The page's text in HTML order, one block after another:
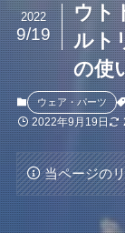
ウト
ルト
の使
2022
9/19
ウェア・パーツ
2022年9月19日
当ページの